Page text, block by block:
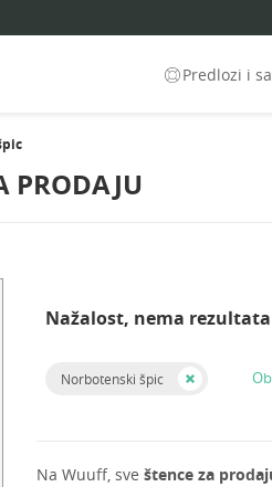
Predlozi i
PRODAJU
Nažalost, nema rezultata
Norbotenski špic
Na Wuuff, sve štence za